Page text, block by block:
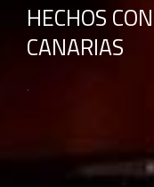
HECHOS
CANARIAS
.